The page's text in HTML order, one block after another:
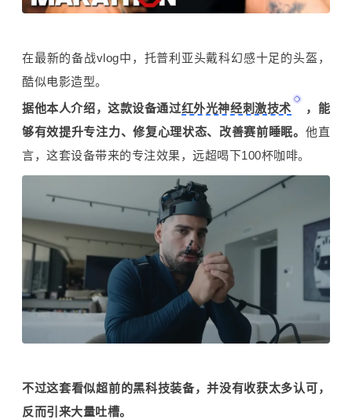
在最新的备战vlog中，托普利亚头戴科幻感十足的头盔，
酷似电影造型。
据他本人介绍，这款设备通过红外光神经刺激技术
，能
够有效提升专注力、修复心理状态、改善赛前睡眠。 他直
言，这套设备带来的专注效果，远超喝下100杯咖啡。
不过这套看似超前的黑科技装备，并没有收获太多认可，
反而引来大量吐槽。